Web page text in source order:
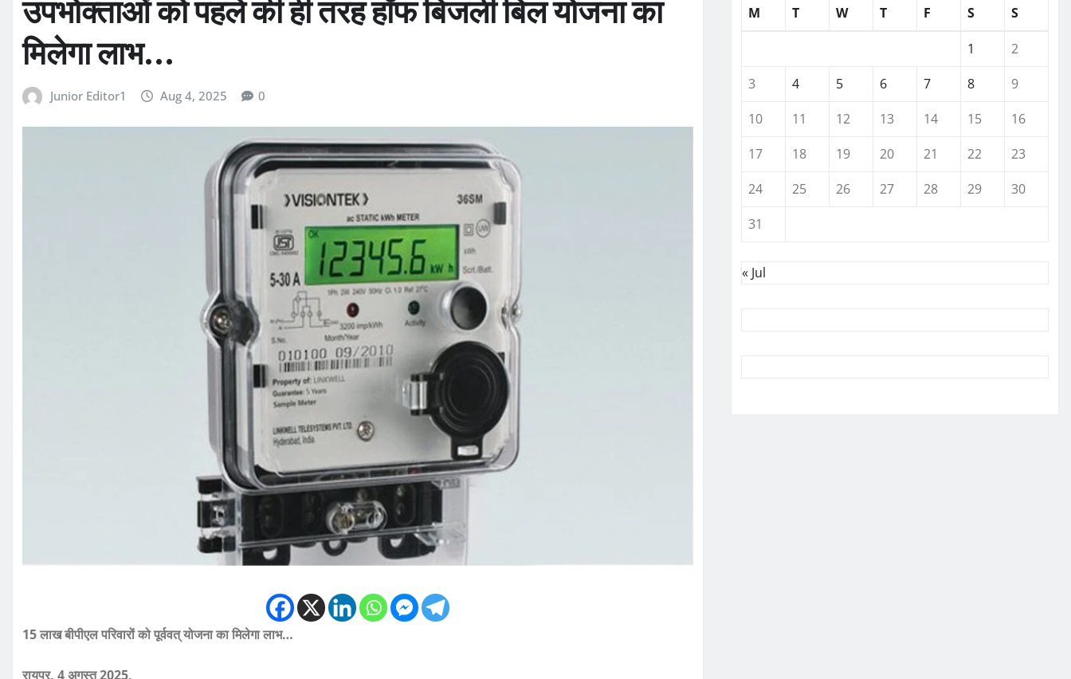
उपभोक्ताओं को पहले की ही तरह हॉफ बिजली बिल योजना का
मिलेगा लाभ…
Junior Editor1 Aug 4, 2025 0
15 लाख बीपीएल परिवारों को पूर्ववत् योजना का मिलेगा लाभ…
रायपुर, 4 अगस्त 2025,
M
T W T F S S
1
2
3
4 5 6 7 8
9
10
11 12 13 14 15
16
17
18 19 20 21 22
23
24
25 26 27 28 29
30
31
« Jul